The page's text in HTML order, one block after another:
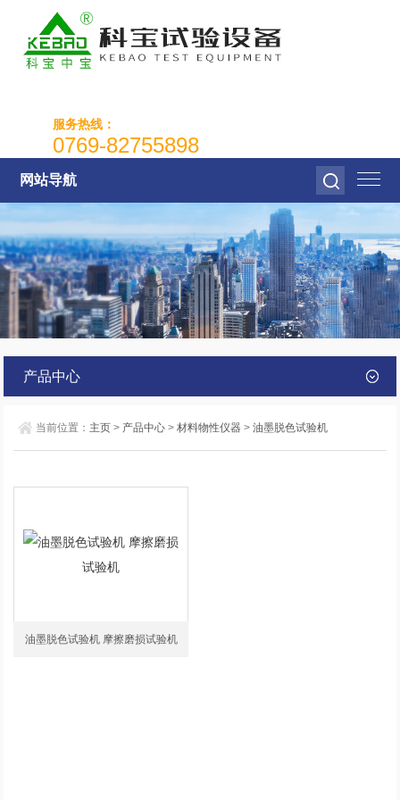
服务热线：
0769-82755898
网站导航
产品中心
当前位置： 主页 > 产品中心 >材料物性仪器 >油墨脱色试验机
油墨脱色试验机 摩擦磨损试验机